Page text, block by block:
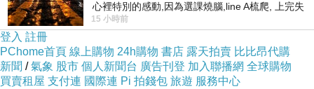
心裡特別的感動,因為選課燒腦,line A梳爬, 上完失
智課的她,特來傾
15 小時前
登入 註冊
PChome首頁 線上購物 24h購物 書店 露天拍賣 比比昂代購
新聞 /氣象 股市 個人新聞台 廣告刊登 加入聯播網 全球購物
買賣租屋 支付連 國際連 Pi 拍錢包 旅遊 服務中心